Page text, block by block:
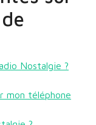
Nostalgie ?
mon téléphone